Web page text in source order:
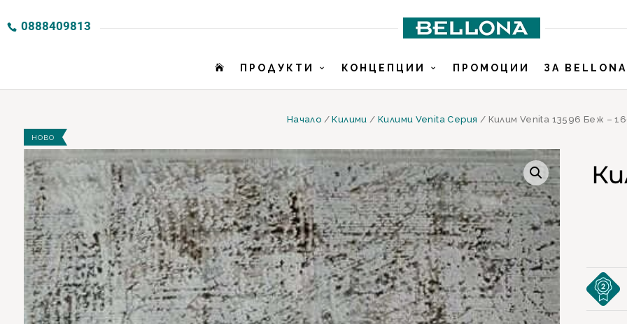
0888409813
 ПРОДУКТИ КОНЦЕПЦИИ ПРОМОЦИИ ЗА BELLONA
Начало /Килими / Килими Venita Серия / Килим Venita 13596 Беж –
НОВО